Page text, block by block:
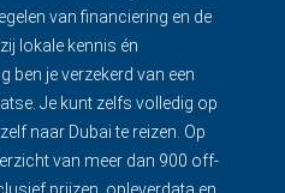
van financiering en de
lokale kennis én
ben je verzekerd van een
Je kunt zelfs volledig op
naar Dubai te reizen. Op
van meer dan 900 off-
prijzen, opleverdata en